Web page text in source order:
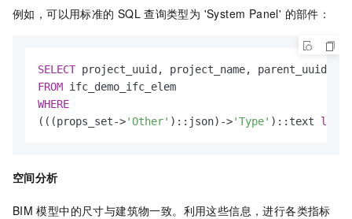
例如，可以用标准的 SQL 查询类型为 'System Panel' 的部件：
SELECT
FROM
WHERE
(((props_set->'Other' )::json) ->'Type' )::text like
空间分析
BIM 模型中的尺寸与建筑物一致。利用这些信息，进行各类指标